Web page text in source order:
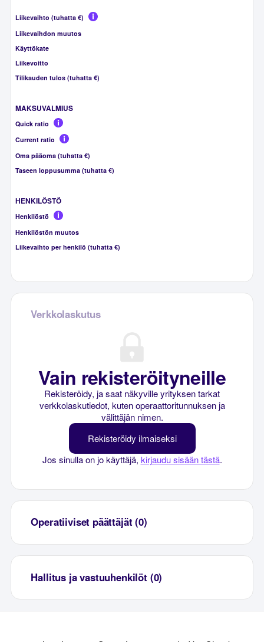
Liikevaihto (tuhatta €)
Liikevaihdon muutos
Käyttökate
Liikevoitto
Tilikauden tulos (tuhatta €)
MAKSUVALMIUS
Quick ratio
Current ratio
Oma pääoma (tuhatta €)
Taseen loppusumma (tuhatta €)
HENKILÖSTÖ
Henkilöstö
Henkilöstön muutos
Liikevaihto per henkilö (tuhatta €)
Verkkolaskutus
Vain rekisteröityneille
Rekisteröidy, ja saat näkyville yrityksen tarkat
verkkolaskutiedot, kuten operaattoritunnuksen ja
välittäjän nimen.
Rekisteröidy ilmaiseksi
Jos sinulla on jo käyttäjä, kirjaudu sisään tästä.
Operatiiviset päättäjät (0)
Hallitus ja vastuuhenkilöt (0)